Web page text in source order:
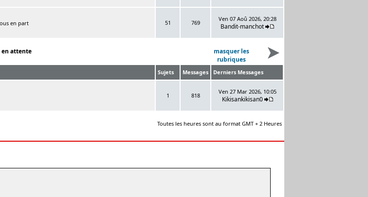
en part 51 769
Ven 07 Aoû 2026, 20:28
Bandit-manchot
en attente
masquer les
rubriques
Sujets Messages Derniers Messages
1 818
Ven 27 Mar 2026, 10:05
Kikisankikisan0
Toutes les heures sont au format GMT + 2 Heures